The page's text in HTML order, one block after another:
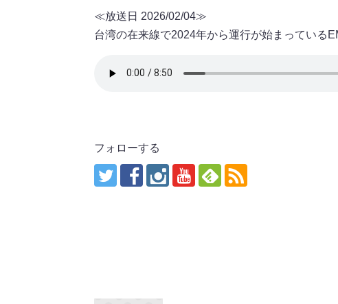
≪放送日 2026/02/04≫
台湾の在来線で2024年から運行が始まっている
フォローする